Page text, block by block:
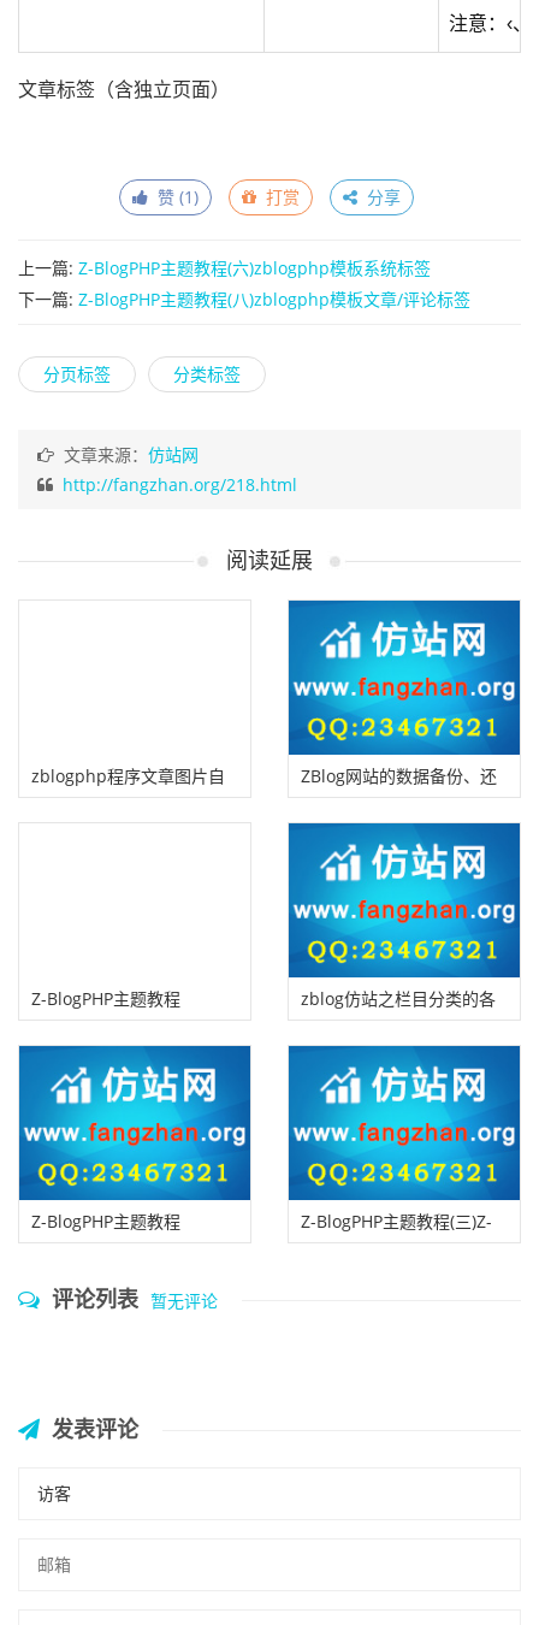
注意：‹
文章标签（含独立页面）
赞 (1) 打赏 分享
上一篇: Z-BlogPHP主题教程(六)zblogphp模板系统标签
下一篇: Z-BlogPHP主题教程(八)zblogphp模板​文章/评论标签
分页标签 分类标签
文章来源： 仿站网
http://fangzhan.org/218.html
阅读延展
zblogphp程序文章图片自
动添加alt属性教程
ZBlog网站的数据备份、还
原与zblog搬家（换空间）
的设置方法
Z-BlogPHP主题教程
(九)zblogphp模板用户标签
zblog仿站之栏目分类的各
种调用代码汇总
Z-BlogPHP主题教程
明
Z-BlogPHP主题教程(三)Z-
评论列表 暂无评论
发表评论